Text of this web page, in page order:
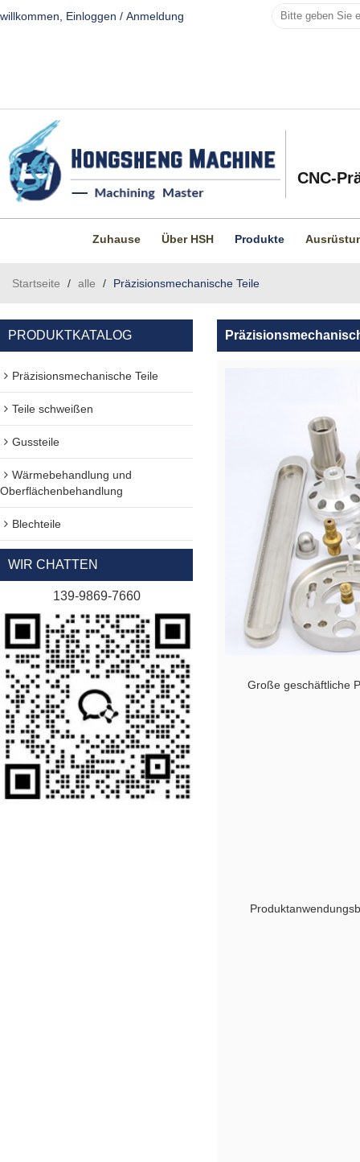
willkommen, Einloggen / Anmeldung
CNC-
Zuhause Über HSH Produkte
Startseite / alle / Präzisionsmechanische Teile
PRODUKTKATALOG
Präzisionsmechanische Teile
Teile schweißen
Gussteile
Wärmebehandlung und
Oberflächenbehandlung
Blechteile
WIR CHATTEN
139-9869-7660
Große geschäftliche